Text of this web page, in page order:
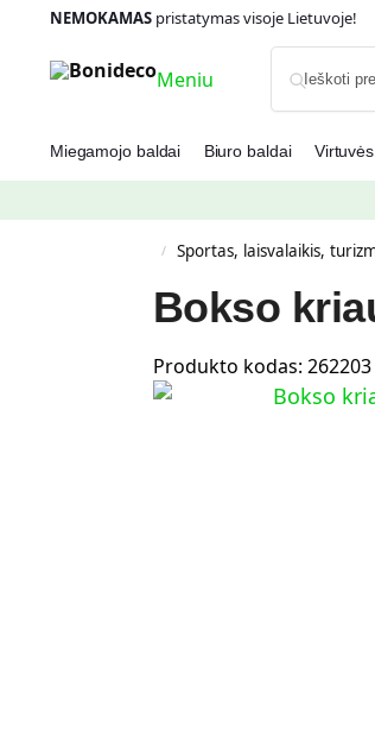
NEMOKAMASpristatymas visoje Lietuvoje!
Meniu
Miegamojo baldai Biuro baldai
/ Sportas, laisvalaikis,
Bokso
Produkto kodas: 262203